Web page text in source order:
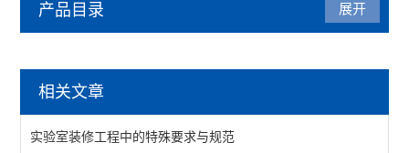
产品目录 展开
相关文章
实验室装修工程中的特殊要求与规范